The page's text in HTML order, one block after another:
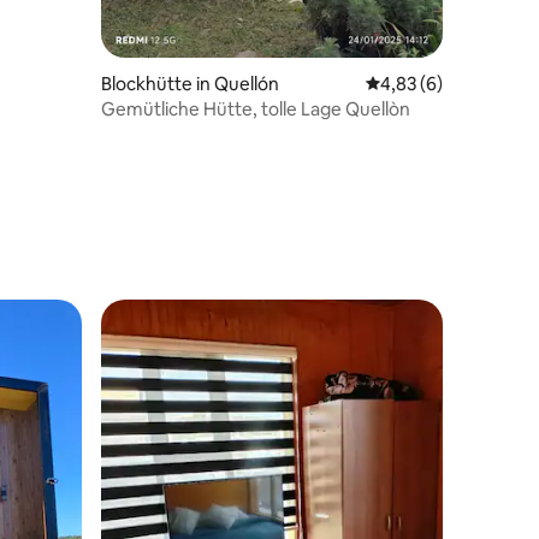
Blockhütte in Quellón Durchschnittliche
4,83 (6)
Gemütliche Hütte, tolle Lage Quellòn